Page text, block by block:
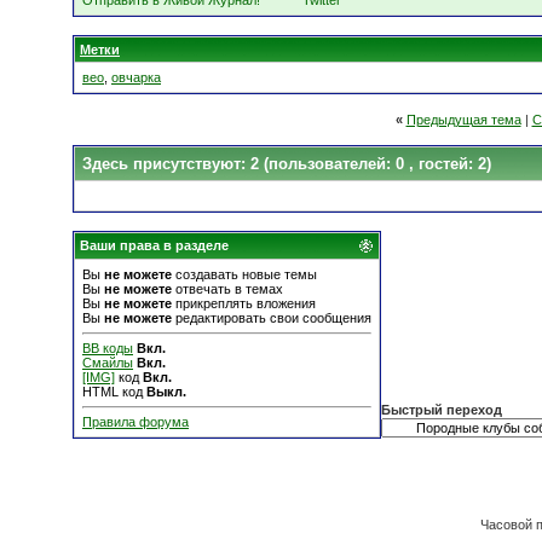
Метки
вео овчарка
« Предыдущая тема|
Здесь присутствуют: 2 (пользователей: 0 , гостей: 2)
Ваши права в разделе
Вы не можете создавать новые темы
Вы не можете отвечать в темах
Вы не можете прикреплять вложения
Вы не можете редактировать свои сообщения
BB коды Вкл.
Смайлы Вкл.
[IMG] код Вкл.
HTML код Выкл.
Правила форума
Быстрый переход
Часовой